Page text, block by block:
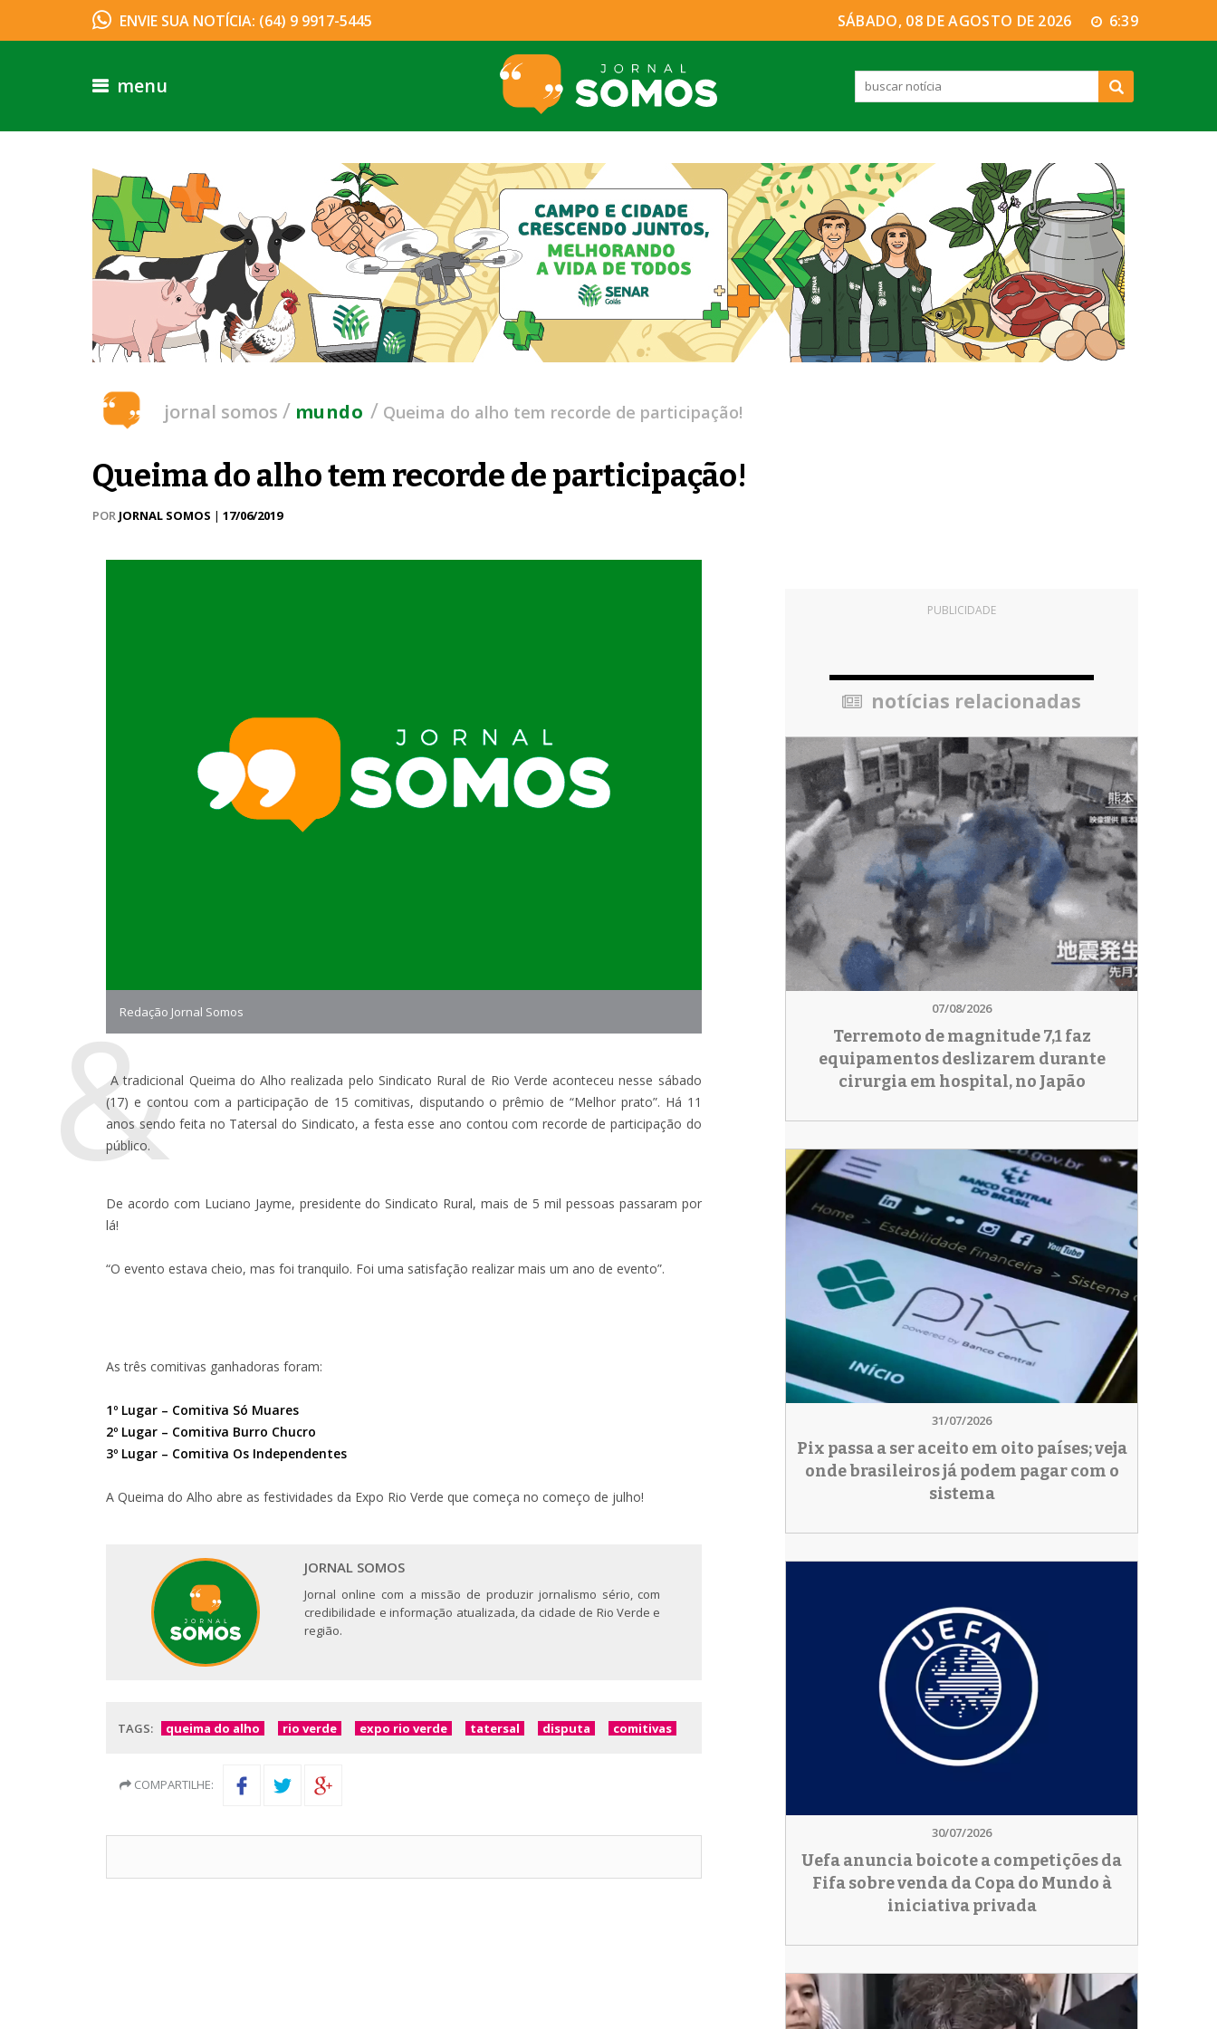
ENVIE SUA NOTÍCIA: (64) 9 9917-5445 SÁBADO, 08 DE AGOSTO DE 2026 6:39
menu
jornal somos / mundo / Queima do alho tem recorde de participação!
Queima do alho tem recorde de participação!
POR JORNAL SOMOS | 17/06/2019
Redação Jornal Somos
&
A tradicional Queima do Alho realizada pelo Sindicato Rural de Rio Verde aconteceu nesse sábado
(17) e contou com a participação de 15 comitivas, disputando o prêmio de “Melhor prato”. Há 11
anos sendo feita no Tatersal do Sindicato, a festa esse ano contou com recorde de participação do
público.
De acordo com Luciano Jayme, presidente do Sindicato Rural, mais de 5 mil pessoas passaram por
lá!
“O evento estava cheio, mas foi tranquilo. Foi uma satisfação realizar mais um ano de evento”.
As três comitivas ganhadoras foram:
1º Lugar – Comitiva Só Muares
2º Lugar – Comitiva Burro Chucro
3º Lugar – Comitiva Os Independentes
A Queima do Alho abre as festividades da Expo Rio Verde que começa no começo de julho!
JORNAL SOMOS
Jornal online com a missão de produzir jornalismo sério, com
credibilidade e informação atualizada, da cidade de Rio Verde e
região.
TAGS: queima do alho rio verde expo rio verde tatersal disputa comitivas
COMPARTILHE:
PUBLICIDADE
notícias relacionadas
07/08/2026
Terremoto de magnitude 7,1 faz
equipamentos deslizarem durante
cirurgia em hospital, no Japão
31/07/2026
Pix passa a ser aceito em oito países; veja
onde brasileiros já podem pagar com o
sistema
30/07/2026
Uefa anuncia boicote a competições da
Fifa sobre venda da Copa do Mundo à
iniciativa privada